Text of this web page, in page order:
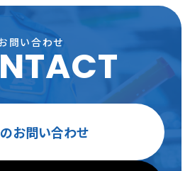
問い合わせ
お問い合わせ